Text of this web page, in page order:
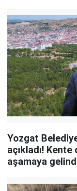
Yozgat
açıkladı!
aşamaya